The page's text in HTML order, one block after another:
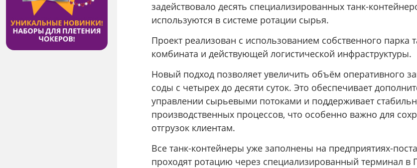
задействовало десять специализированных танк-
используются в системе ротации сырья.
Проект реализован с использованием собственного парка
комбината и действующей логистической инфраструктуры.
Новый подход позволяет увеличить объём оперативного
соды с четырех до десяти суток. Это обеспечивает
управлении сырьевыми потоками и поддерживает
производственных процессов, что особенно важно для
отгрузок клиентам.
Все танк-контейнеры уже заполнены на предприятиях-
проходят ротацию через специализированный терминал в